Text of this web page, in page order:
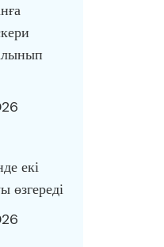
екі
өзгереді